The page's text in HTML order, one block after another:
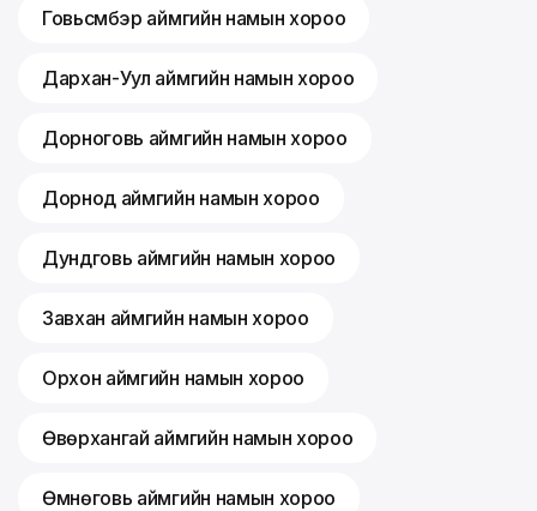
Говьсүмбэр аймгийн намын хороо
Дархан-Уул аймгийн намын хороо
Дорноговь аймгийн намын хороо
Дорнод аймгийн намын хороо
Дундговь аймгийн намын хороо
Завхан аймгийн намын хороо
Орхон аймгийн намын хороо
Өвөрхангай аймгийн намын хороо
Өмнөговь аймгийн намын хороо